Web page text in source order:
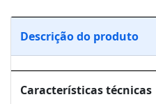
Descrição do produto
Características técnicas